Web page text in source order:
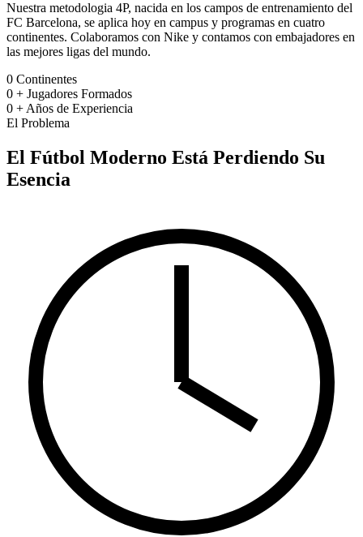
Nuestra metodologia 4P, nacida en los campos de entrenamiento del
FC Barcelona, se aplica hoy en campus y programas en cuatro
continentes. Colaboramos con Nike y contamos con embajadores en
las mejores ligas del mundo.
0 Continentes
0 + Jugadores Formados
0 +Años de Experiencia
El Problema
El Fútbol Moderno Está Perdiendo Su
Esencia